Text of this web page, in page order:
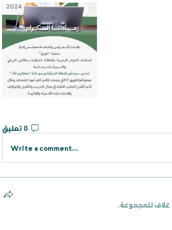
0 تعليق
Write a comment...
غلاف للمجموعة.